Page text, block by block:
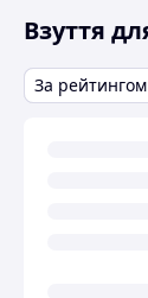
Взуття
За рейтингом